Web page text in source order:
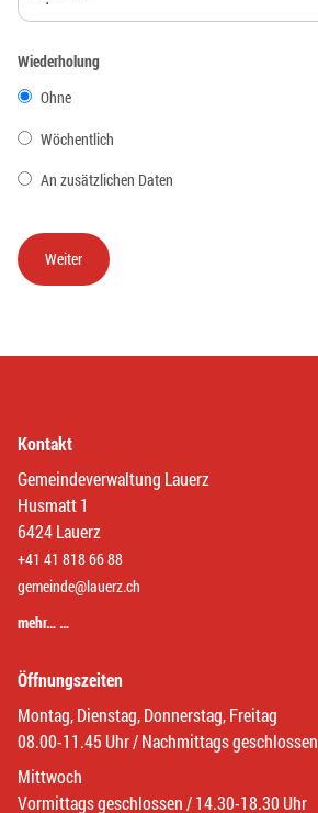
Wiederholung
Ohne
Wöchentlich
An zusätzlichen Daten
Kontakt
Gemeindeverwaltung Lauerz
Husmatt 1
6424 Lauerz
+41 41 818 66 88
gemeinde@lauerz.ch
mehr… …
Öffnungszeiten
Montag, Dienstag, Donnerstag, Freitag
08.00-11.45 Uhr / Nachmittags geschlossen
Mittwoch
Vormittags geschlossen / 14.30-18.30 Uhr